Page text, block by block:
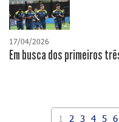
17/04/2026
​Em busca dos primeiros
1 2 3 4 5 6